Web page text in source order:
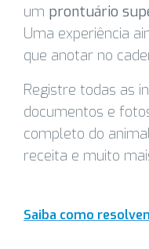
um prontuário
Uma experiência
que anotar no
Registre todas as
documentos e
completo do
receita e muito
Saiba como